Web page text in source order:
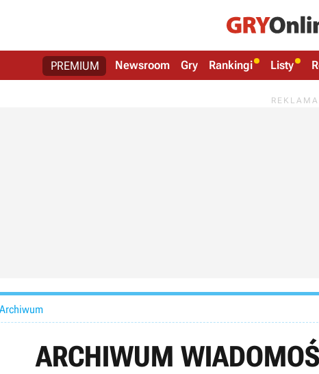
PREMIUM Newsroom Gry Rankingi Listy
Archiwum
ARCHIWUM